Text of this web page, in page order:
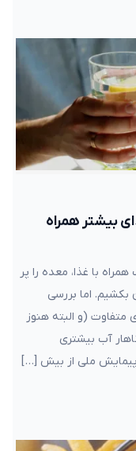
بیشتر همراه
با غذا، معده را پر
اما بررسی
نتیجه‌ای متفاوت (و البته هنوز
آب بیشتری
ملی از بیش […]